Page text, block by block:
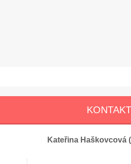
KONTAKT
Kateřina Haškovcová